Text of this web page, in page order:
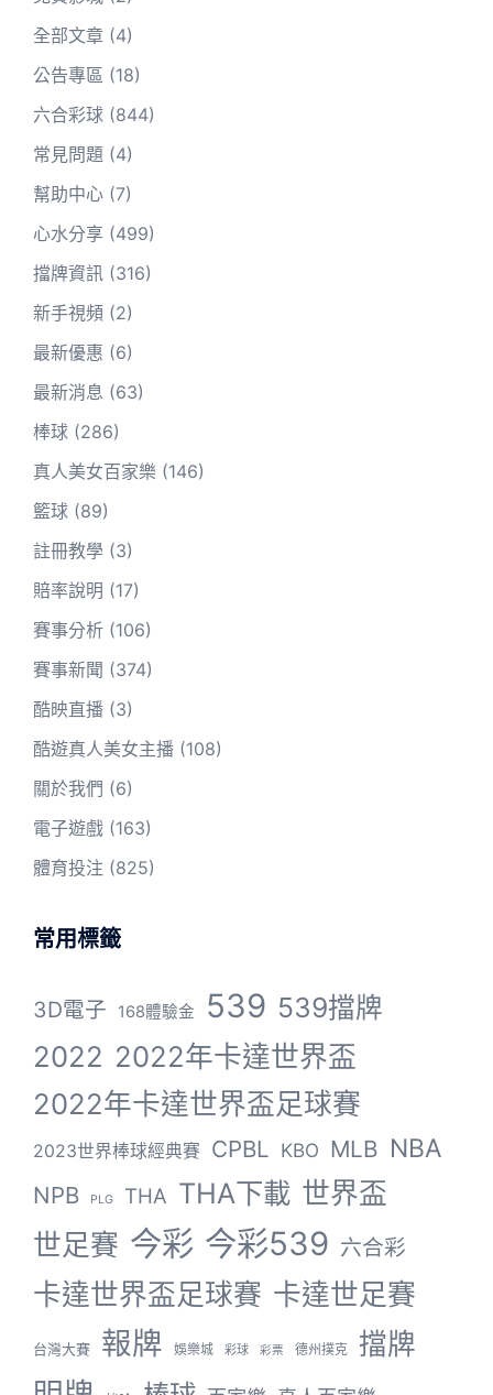
全部文章 (4)
公告專區 (18)
六合彩球 (844)
常見問題 (4)
幫助中心 (7)
心水分享 (499)
擋牌資訊 (316)
新手視頻 (2)
最新優惠 (6)
最新消息 (63)
棒球 (286)
真人美女百家樂 (146)
籃球 (89)
註冊教學 (3)
賠率說明 (17)
賽事分析 (106)
賽事新聞 (374)
酷映直播 (3)
酷遊真人美女主播 (108)
關於我們 (6)
電子遊戲 (163)
體育投注 (825)
常用標籤
3D電子 168體驗金 539 539擋牌
2022 2022年卡達世界盃
2022年卡達世界盃足球賽
2023世界棒球經典賽 CPBL KBO MLB NBA
NPB PLG THA THA下載 世界盃
世足賽 今彩 今彩539 六合彩
卡達世界盃足球賽 卡達世足賽
台灣大賽 報牌 娛樂城 彩球 彩票 德州撲克 擋牌